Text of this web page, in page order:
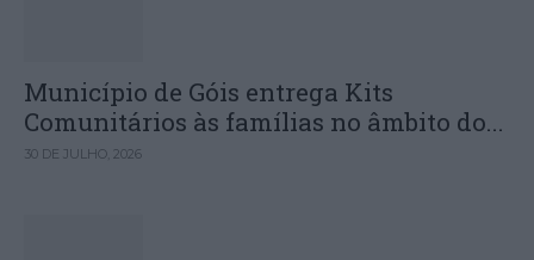
Município de Góis entrega Kits
Comunitários às famílias no âmbito do...
30 DE JULHO, 2026